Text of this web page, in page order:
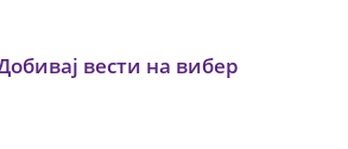
вести на вибер